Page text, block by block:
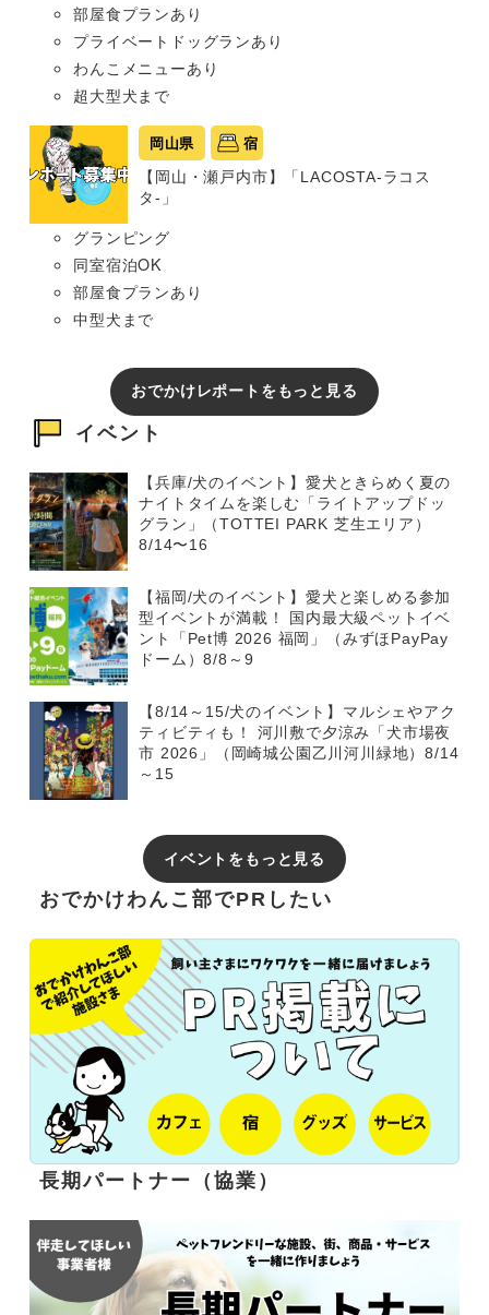
部屋食プランあり
プライベートドッグランあり
わんこメニューあり
超大型犬まで
岡山県 宿
【岡山・瀬戸内市】「LACOSTA-ラコス
タ-」
グランピング
同室宿泊OK
部屋食プランあり
中型犬まで
おでかけレポートをもっと見る
イベント
【兵庫/犬のイベント】愛犬ときらめく夏の
ナイトタイムを楽しむ「ライトアップドッ
グラン」（TOTTEI PARK 芝生エリア）
8/14〜16
【福岡/犬のイベント】愛犬と楽しめる参加
型イベントが満載！ 国内最大級ペットイベ
ント「Pet博 2026 福岡」（みずほPayPay
ドーム）8/8～9
【8/14～15/犬のイベント】マルシェやアク
ティビティも！ 河川敷で夕涼み「犬市場夜
市 2026」（岡崎城公園乙川河川緑地）8/14
～15
イベントをもっと見る
おでかけわんこ部でPRしたい
長期パートナー（協業）